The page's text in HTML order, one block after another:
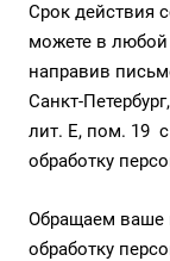
Срок действия
можете в любой
направив
Санкт-
лит. Е, пом. 19
обработку
Обращаем ваше
обработку